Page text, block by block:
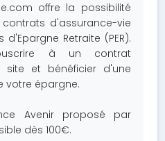
offre la possibilité
d'assurance-vie
Retraite (PER).
à un contrat
site et bénéficier d'une
votre épargne.
Avenir proposé par
dès 100€.